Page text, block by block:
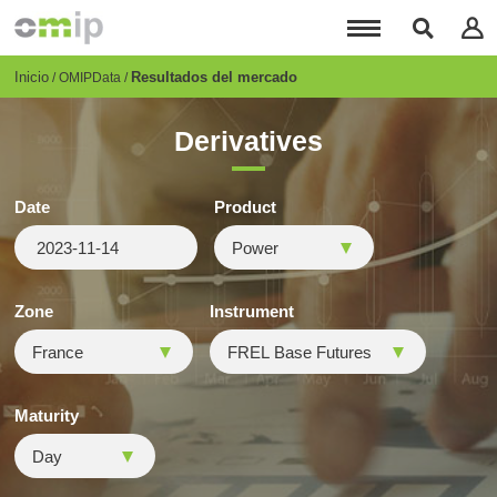
principal
Breadcrumb
Inicio OMIPData Resultados del mercado
Derivatives
Date Product
Zone Instrument
Maturity